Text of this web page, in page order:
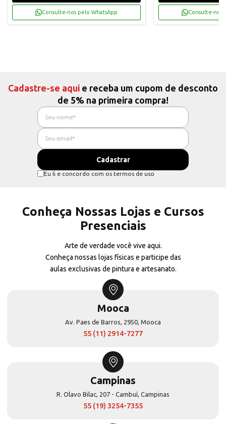
Consulte-nos pelo WhatsApp Consulte-nos
Cadastre-se aqui e receba um cupom de desconto
de 5% na primeira compra!
Eu li e concordo com os termos de uso
Conheça Nossas Lojas e Cursos
Presenciais
Arte de verdade você vive aqui.
Conheça nossas lojas físicas e participe das
aulas exclusivas de pintura e artesanato.
Mooca
Av. Paes de Barros, 2950, Mooca
55 (11) 2914-7277
Campinas
R. Olavo Bilac, 207 - Cambuí, Campinas
55 (19) 3254-7355